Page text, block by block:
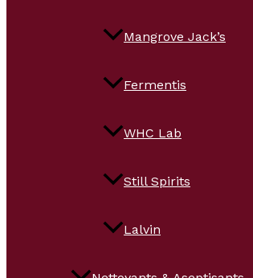
Mangrove Jack’s
Fermentis
WHC Lab
Still Spirits
Lalvin